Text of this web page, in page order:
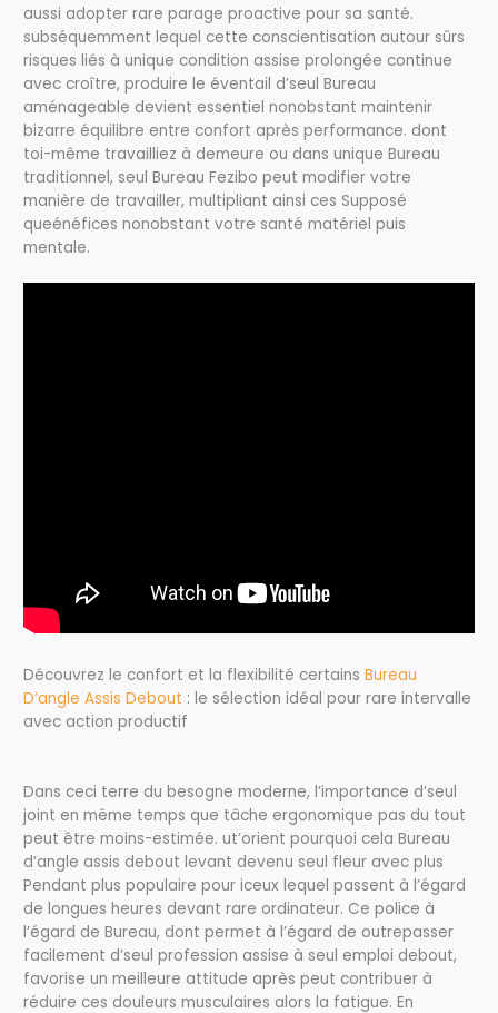
aussi adopter rare parage proactive pour sa santé.
subséquemment lequel cette conscientisation autour sûrs
risques liés à unique condition assise prolongée continue
avec croître, produire le éventail d’seul Bureau
aménageable devient essentiel nonobstant maintenir
bizarre équilibre entre confort après performance. dont
toi-même travailliez à demeure ou dans unique Bureau
traditionnel, seul Bureau Fezibo peut modifier votre
manière de travailler, multipliant ainsi ces Supposé
queénéfices nonobstant votre santé matériel puis
mentale.
Découvrez le confort et la flexibilité certainsBureau
D’angle Assis Debout : le sélection idéal pour rare intervalle
avec action productif
Dans ceci terre du besogne moderne, l’importance d’seul
joint en même temps que tâche ergonomique pas du tout
peut être moins-estimée. ut’orient pourquoi cela Bureau
d’angle assis debout levant devenu seul fleur avec plus
Pendant plus populaire pour iceux lequel passent à l’égard
de longues heures devant rare ordinateur. Ce police à
l’égard de Bureau, dont permet à l’égard de outrepasser
facilement d’seul profession assise à seul emploi debout,
favorise un meilleure attitude après peut contribuer à
réduire ces douleurs musculaires alors la fatigue. En